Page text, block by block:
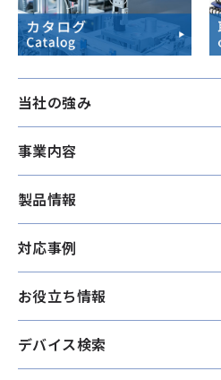
当社の強み
事業内容
製品情報
対応事例
お役立ち情報
デバイス検索